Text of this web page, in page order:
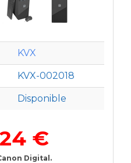
KVX
KVX-002018
Disponible
€
Digital.